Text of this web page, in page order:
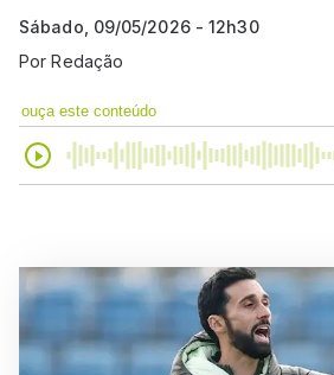
Sábado, 09/05/2026 - 12h30
PorRedação
ouça este conteúdo